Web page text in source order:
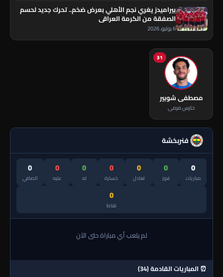
بيراميدز يغري نجم الأهلي بعرض ضخم.. تحرك جديد لحسم
الصفقة من الكرمة العراقي
6 يوليو، 2026
31
مصطفى شوبير
حارس مرمى
فنربخشة
0
مباريات
0
فوز
0
تعادل
0
خسارة
0
له
0
عليه
0
الصافي
0
نقاط
لم يلعب أي مباراة حتى الآن
⏰ المباريات القادمة (34)